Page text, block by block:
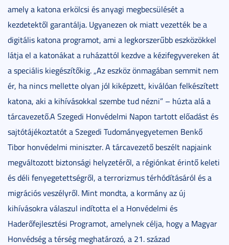
amely a katona erkölcsi és anyagi megbecsülését a
kezdetektől garantálja. Ugyanezen ok miatt vezették be a
digitális katona programot, ami a legkorszerűbb eszközökkel
látja el a katonákat a ruházattól kezdve a kézifegyvereken át
a speciális kiegészítőkig. „Az eszköz önmagában semmit nem
ér, ha nincs mellette olyan jól kiképzett, kiválóan felkészített
katona, aki a kihívásokkal szembe tud nézni” – húzta alá a
tárcavezető.A Szegedi Honvédelmi Napon tartott előadást és
sajtótájékoztatót a Szegedi Tudományegyetemen Benkő
Tibor honvédelmi miniszter. A tárcavezető beszélt napjaink
megváltozott biztonsági helyzetéről, a régiónkat érintő keleti
és déli fenyegetettségről, a terrorizmus térhódításáról és a
migrációs veszélyről. Mint mondta, a kormány az új
kihívásokra válaszul indította el a Honvédelmi és
Haderőfejlesztési Programot, amelynek célja, hogy a Magyar
Honvédség a térség meghatározó, a 21. század